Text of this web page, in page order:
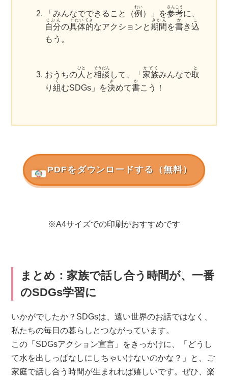
「みんなでできること（例
れい
）」を参考
さんこう
に、
自分
じぶん
の具体的
ぐたいてき
なアクションと期間
きかん
を書
か
き込
こ
もう。
おうちの 人
ひと
と相談
そうだん
して、「家族
かぞく
みんなで取
と
り組
く
むSDGs」を決
き
めて書
か
こう！
PDFをダウンロードする（無料）
※A4サイズでの印刷がおすすめです
まとめ：家族で話し合う時間が、一番
のSDGs学習に
いかがでしたか？SDGsは、遠い世界のお話ではなく、
私たちの毎日の暮らしとつながっています。
この「SDGsアクション宣言」をきっかけに、「どうし
て水を出しっぱなしにしちゃいけないのかな？」と、ご
家庭で話し合う時間が生まれれば嬉しいです。ぜひ、楽